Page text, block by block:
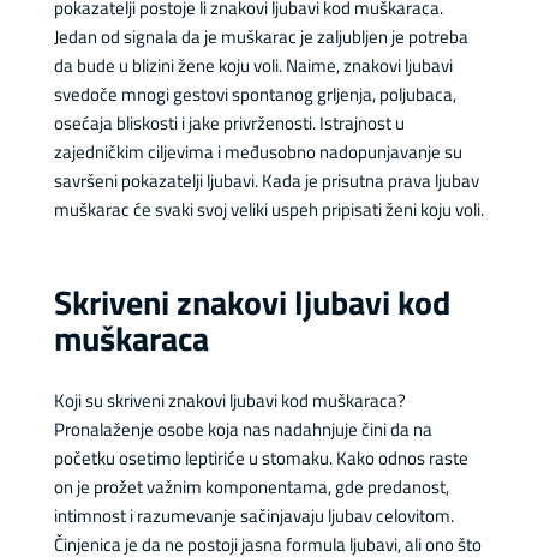
pokazatelji postoje li znakovi ljubavi kod muškaraca.
Jedan od signala da je muškarac je zaljubljen je potreba
da bude u blizini žene koju voli. Naime, znakovi ljubavi
svedoče mnogi gestovi spontanog grljenja, poljubaca,
osećaja bliskosti i jake privrženosti. Istrajnost u
zajedničkim ciljevima i međusobno nadopunjavanje su
savršeni pokazatelji ljubavi. Kada je prisutna prava ljubav
muškarac će svaki svoj veliki uspeh pripisati ženi koju voli.
Skriveni znakovi ljubavi kod
muškaraca
Koji su skriveni znakovi ljubavi kod muškaraca?
Pronalaženje osobe koja nas nadahnjuje čini da na
početku osetimo leptiriće u stomaku. Kako odnos raste
on je prožet važnim komponentama, gde predanost,
intimnost i razumevanje sačinjavaju ljubav celovitom.
Činjenica je da ne postoji jasna formula ljubavi, ali ono što